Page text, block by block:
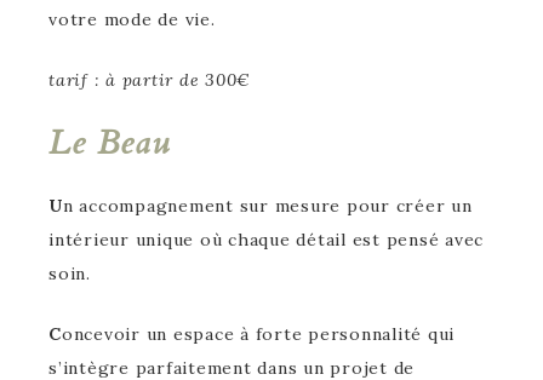
votre mode de vie.
tarif : à partir de 300€
Le Beau
Un accompagnement sur mesure pour créer un
intérieur unique où chaque détail est pensé avec
soin.
Concevoir un espace à forte personnalité qui
s’intègre parfaitement dans un projet de